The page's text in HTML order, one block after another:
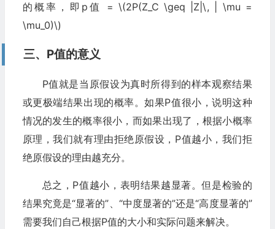
的概率，即p值 = \(2P(Z_C \geq |Z|\, | \mu =
\mu_0)\)
三、P值的意义
P值就是当原假设为真时所得到的样本观察结果
或更极端结果出现的概率。如果P值很小，说明这种
情况的发生的概率很小，而如果出现了，根据小概率
原理，我们就有理由拒绝原假设，P值越小，我们拒
绝原假设的理由越充分。
总之，P值越小，表明结果越显著。但是检验的
结果究竟是“显著的”、“中度显著的”还是“高度显著的”
需要我们自己根据P值的大小和实际问题来解决。